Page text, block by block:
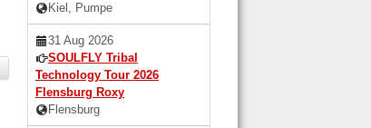
Kiel, Pumpe
31 Aug 2026
SOULFLY Tribal
Technology Tour 2026
Flensburg Roxy
Flensburg